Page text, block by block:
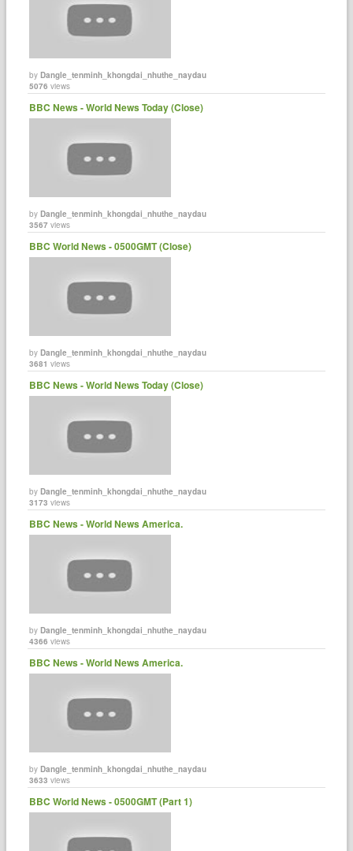
byDangle_tenminh_khongdai_nhuthe_naydau
5076 views
BBC News - World News Today (Close)
byDangle_tenminh_khongdai_nhuthe_naydau
3567 views
BBC World News - 0500GMT (Close)
byDangle_tenminh_khongdai_nhuthe_naydau
3681 views
BBC News - World News Today (Close)
byDangle_tenminh_khongdai_nhuthe_naydau
3173 views
BBC News - World News America.
byDangle_tenminh_khongdai_nhuthe_naydau
4366 views
BBC News - World News America.
byDangle_tenminh_khongdai_nhuthe_naydau
3633 views
BBC World News - 0500GMT (Part 1)